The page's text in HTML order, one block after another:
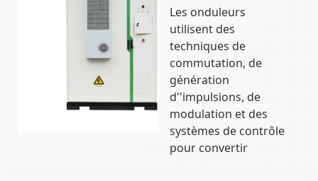
Les onduleurs
utilisent des
techniques de
commutation, de
génération
d''impulsions, de
modulation et des
systèmes de contrôle
pour convertir